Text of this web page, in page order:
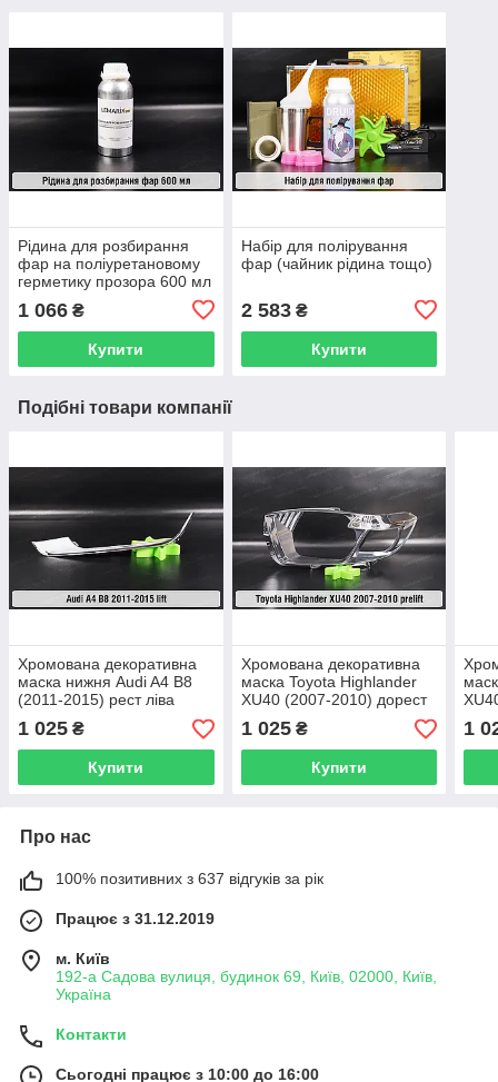
Рідина для розбирання
фар на поліуретановому
герметику прозора 600 мл
1 066 ₴
Купити
Набір для полірування
фар (чайник рідина тощо)
2 583₴
Купити
Подібні товари компанії
Хромована декоративна
маска нижня Audi A4 B8
(2011-2015) рест ліва
1 025 ₴
Купити
Хромована декоративна
маска Toyota Highlander
XU40 (2007-2010) дорест
ліва
1 025₴
Купити
1
Про нас
100% позитивних з 637 відгуків за рік
Працює з 31.12.2019
м. Київ
192-а Садова вулиця, будинок 69, Київ, 02000, Київ,
Україна
Контакти
Сьогодні працює з 10:00 до 16:00